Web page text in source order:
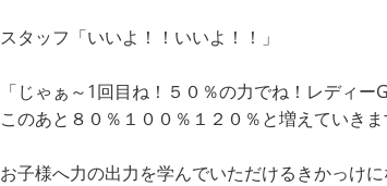
スタッフ「いいよ！！いいよ！！」
「じゃぁ～1回目ね！５０％の力でね！レディー
このあと８０％１００％１２０％と増えていきま
お子様へ力の出力を学んでいただけるきかっけ